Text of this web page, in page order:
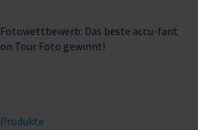
Fotowettbewerb: Das beste accu-fant
on Tour Foto gewinnt!
Produkte